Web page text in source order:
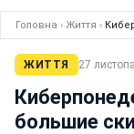
Головна › Життя ›
ЖИТТЯ 27
большие